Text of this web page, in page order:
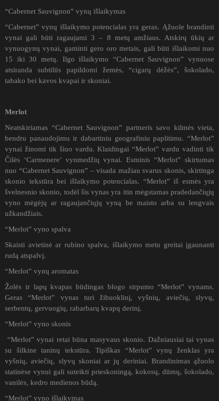
“Cabernet Sauvignon” vynų išlaikymas
“Cabernet” vynų išlaikymo potencialas yra geras. Ąžuole brandinti
vynai gali būti ragaujami 3 – 8 metų amžiaus. Atskirų ūkių ar
vynuogynų vynai, gaminti gero oro metais, gali būti išlaikomi nuo
15 iki 30 metų. Ilgo išlaikymo “Cabernet Sauvignon” vynuose
atsiranda subtilūs papildomi žemės, “cigarų dėžės”, šokolado,
tabako bei kavos kvapai ir skoniai.
Merlot
Neatskiriamas “Cabernet Sauvignon” partneris savo kilmės vieta,
bendru panaudojimu ir dabartiniu geografiniu paplitimu. “Merlot”
vynai žinomi tik šiuo vardu. Klaidingai “Merlot” vardu vadinti tik
Čilės ‘Carmenere’ vynmedžių vynai. Esminis “Merlot” skirtumas
nuo “Cabernet Sauvignon” – visada mažiau svarus skonis, skirtinga
skonio tekstūra bei išlaikymo potencialas. “Merlot” iš esmės yra
švelnesnio skonio, todėl šis vynas yra itin mėgstamas pradedančiųjų
vyno mėgėjų ar ragaujančiųjų vyną be maisto arba su lengvais
užkandžiais.
“Merlot” vyno spalva
Skaisti avietinė ar rubino spalva, išlaikymo metu greitai įgaunanti
rudą atspalvį.
“Merlot” vynų aromatas
Žolės ir lapų kvapas būdingas blogo sirpumo “Merlot” vynams.
Geras “Merlot” vynas turi žibuoklinį, vyšnių, aviečių, slyvų,
serbentų, gervuogių, rabarbarų kvapų derinį.
“Merlot” vyno skonis
“Merlot” vynai retai būna masyvaus skonio. Dažniausiai tai vynas
su šilkine taninų tekstūra. Tipiškas “Merlot” vynų ženklas yra
vyšnių, aviečių, slyvų skoniai ar jų deriniai. Brandinimas ąžuolo
statinėse vynui gali suteikti prieskoningą, kokosų, dūmų, šokolado,
vanilės, kedro medienos būdą.
“Merlot” vyno išlaikymas